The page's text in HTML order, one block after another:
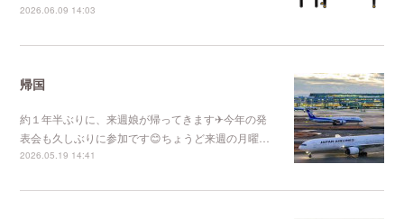
2026.06.09 14:03
帰国
約１年半ぶりに、来週娘が帰ってきます✈今年の発
表会も久しぶりに参加です😊ちょうど来週の月曜…
2026.05.19 14:41